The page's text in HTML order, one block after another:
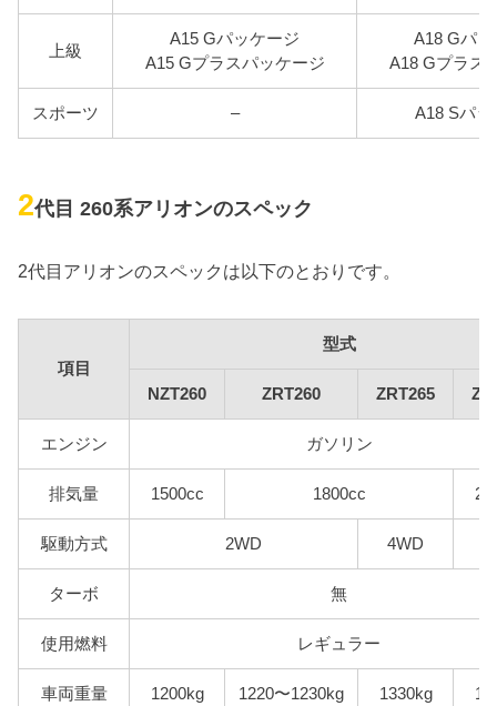
上級
A15 Gパッケージ
A15 Gプラスパッケージ
A18 Gパ
A18 Gプラス
スポーツ – A18 Sパ
2代目 260系アリオンのスペック
2代目アリオンのスペックは以下のとおりです。
項目
型式
NZT260 ZRT260 ZRT265
エンジン ガソリン
排気量 1500cc 1800cc
駆動方式 2WD 4WD
ターボ 無
使用燃料 レギュラー
車両重量 1200kg 1220〜1230kg 1330kg